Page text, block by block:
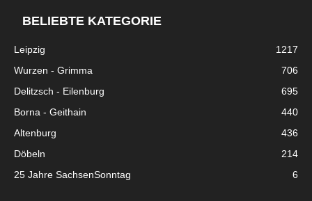
BELIEBTE KATEGORIE
Leipzig
1217
Wurzen - Grimma
706
Delitzsch - Eilenburg
695
Borna - Geithain
440
Altenburg
436
Döbeln
214
25 Jahre SachsenSonntag
6